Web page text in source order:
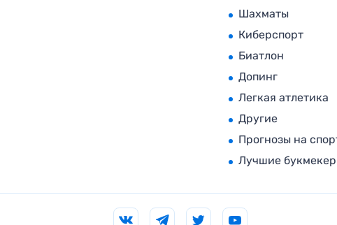
Шахматы
Киберспорт
Биатлон
Допинг
Легкая атлетика
Другие
Прогнозы на
Лучшие